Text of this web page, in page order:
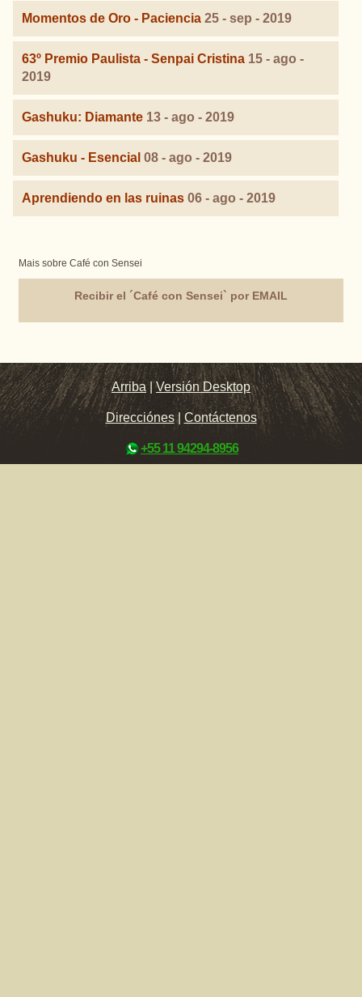
Momentos de Oro - Paciencia 25 - sep - 2019
63º Premio Paulista - Senpai Cristina 15 - ago -
2019
Gashuku: Diamante 13 - ago - 2019
Gashuku - Esencial 08 - ago - 2019
Aprendiendo en las ruinas 06 - ago - 2019
Mais sobre Café con Sensei
Recibir el ´Café con Sensei` por EMAIL
Arriba |Versión Desktop
Direcciónes| Contáctenos
+55 11 94294-8956